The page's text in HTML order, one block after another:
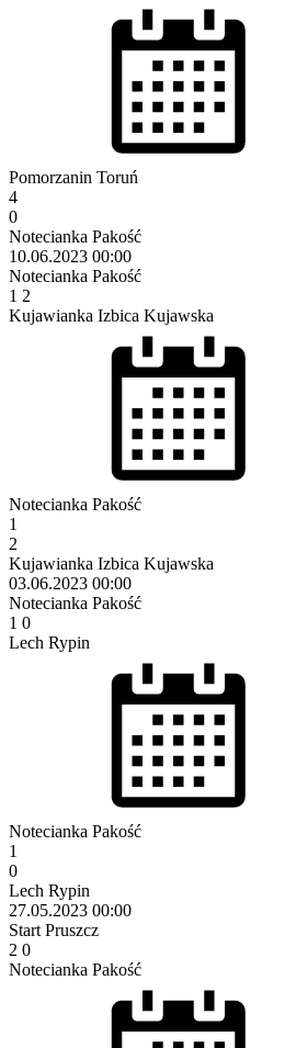
Pomorzanin Toruń
4
0
Notecianka Pakość
10.06.2023 00:00
Notecianka Pakość
1 2
Kujawianka Izbica Kujawska
Notecianka Pakość
1
2
Kujawianka Izbica Kujawska
03.06.2023 00:00
Notecianka Pakość
1 0
Lech Rypin
Notecianka Pakość
1
0
Lech Rypin
27.05.2023 00:00
Start Pruszcz
2 0
Notecianka Pakość